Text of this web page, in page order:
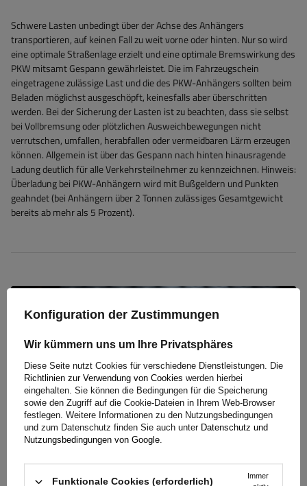
Schwere Lasten unbedingt über der Achse des Anhängers
transportieren, auf keinen Fall zu weit vorne oder hinten. Nur so wird
eine optimale Straßenlage erzielt und eine optimale Bremswirkung des
PKW mitsamt Gespann gewährleistet. Die im Fahrzeugschein
eingetragene zulässige Last und die des PKW-Anhängers sollten beim
Beladen möglichst ausgeschöpft, keinesfalls aber überschritten
werden. Bei der Sicherung der Lasten ist zu beachten, dass sie selbst
bei Vollbremsung oder plötzlichen Ausweichbewegungen nicht
verrutschen, umfallen, herabfallen oder vermeidbaren Lärm erzeugen
können. Allgemein ist über das Gespann nach hinten hinausragende
Ladung deutlich für alle Verkehrsteilnehmer zu kennzeichnen. Hinweis:
Überladung bei PKW-Anhängern wird mit Bußgeldern und Punkten
geahndet (bei Anhängern über 2 Tonnen zulässiges Gesamtgewicht
bereits ab mehr als 5 Prozent).
Konfiguration der Zustimmungen
Wir kümmern uns um Ihre Privatsphäres
Diese Seite nutzt Cookies für verschiedene Dienstleistungen. Die
Richtlinien zur Verwendung von Cookies werden hierbei
eingehalten. Sie können die Bedingungen für die Speicherung
sowie den Zugriff auf die Cookie-Dateien in Ihrem Web-Browser
festlegen. Weitere Informationen zu den Nutzungsbedingungen
und zum Datenschutz finden Sie auch unter Datenschutz und
Nutzungsbedingungen von Google.
Funktionale Cookies (erforderlich)
Immer